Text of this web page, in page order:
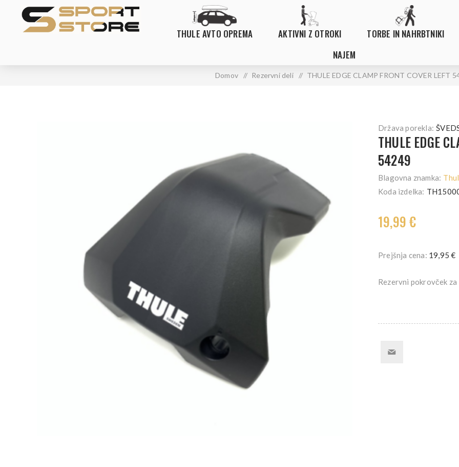
THULE AVTO OPREMA AKTIVNI Z OTROKI
TORBE IN NAHRBTNIKI
NAJEM
Domov / Rezervni deli / THULE EDGE CLAMP FRONT COVER LEFT
Država porekla:
THULE EDGE
54249
Blagovna znamka:
Koda izdelka:
19,99 €
Prejšnja cena: 19,95 €
Rezervni pokrovček